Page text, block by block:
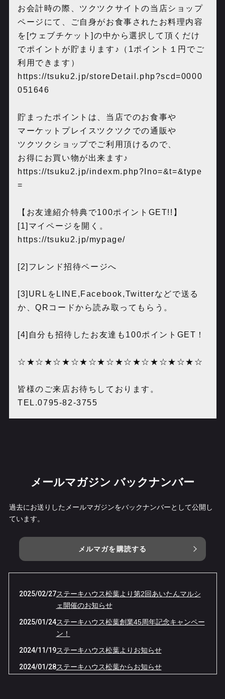
お会計時の際、ツクツクサイトの当店ショップ
ページにて、ご自身がお食事されたお料理内容
を[ウェブチケット]の中から選択して頂くだけ
でポイントが貯まります♪（1ポイント１円でご
利用できます）
https://tsuku2.jp/storeDetail.php?scd=0000
051646
貯まったポイントは、当店でのお食事や
マーケットプレイスツクツクでの通販や
ツクツクショップでご利用頂けるので、
お得にお買い物が出来ます♪
https://tsuku2.jp/indexm.php?Ino=&t=&type
=
【お友達紹介特典で100ポイントGET!!】
[1]マイページを開く。
https://tsuku2.jp/mypage/
[2]フレンド招待ページへ
[3]URLをLINE,Facebook,Twitterなどで送る
か、QRコードから読み取ってもらう。
[4]自分も招待したお友達も100ポイントGET！
☆★☆★☆★☆★☆★☆★☆★☆★☆★☆★☆
皆様のご来店お待ちしております。
TEL.‪0795-82-3755
メールマガジン バックナンバー
過去にお送りしたメールマガジンをバックナンバーとして公開し
ています。
メルマガを購読する
2025/02/27ステーキハウス松葉より第2回あいたんマルシ
ェ開催のお知らせ
2025/01/24ステーキハウス松葉創業45周年記念キャンペー
ン！
2024/11/19ステーキハウス松葉よりお知らせ
2024/01/28ステーキハウス松葉からお知らせ